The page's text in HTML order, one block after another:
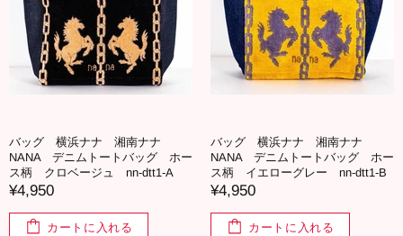
バッグ 横浜ナナ 湘南ナナ
NANA デニムトートバッグ ホー
ス柄 クロベージュ nn-dtt1-A
¥4,950
カートに入れる
バッグ 横浜ナナ 湘南ナナ
NANA デニムトートバッグ ホー
ス柄 イエローグレー nn-dtt1-B
¥4,950
カートに入れる